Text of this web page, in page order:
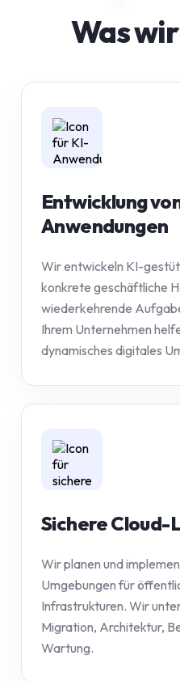
Was
Entwicklung
Anwendungen
Wir entwickeln KI-
konkrete geschäftliche
wiederkehrende
Ihrem Unternehmen
dynamisches digitales
Sichere Cloud-
Wir planen und
Umgebungen für
Infrastrukturen. Wir
Migration, Architektur,
Wartung.